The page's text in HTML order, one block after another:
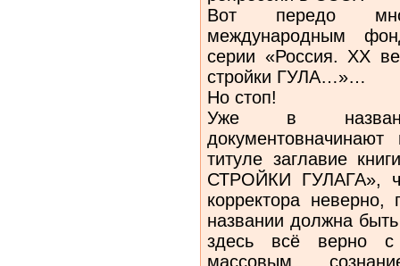
Вот передо
международным
серии «Россия. XX
стройки ГУЛА…»…
Но стоп!
Уже в
титуле заглавие
СТРОЙКИ ГУЛАГА»,
корректора
названии должна
здесь всё верно с
массовым